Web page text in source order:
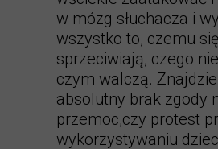
w mózg słuchacza i
wszystko to, czemu się
sprzeciwiają, czego
czym walczą.
absolutny brak zgody
przemoc,czy protest
wykorzystywaniu